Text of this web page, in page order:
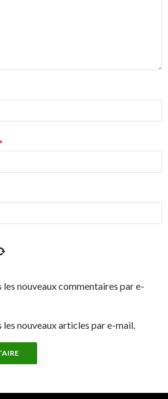
nouveaux commentaires par e-
nouveaux articles par e-mail.